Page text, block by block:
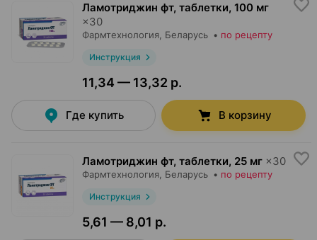
Ламотриджин фт, таблетки, 100 мг
×30
Фармтехнология , Беларусь • по рецепту
Инструкция
11,34 — 13,32 р.
Где купить В корзину
Ламотриджин фт, таблетки, 25 мг ×30
Фармтехнология , Беларусь • по рецепту
Инструкция
5,61 — 8,01 р.